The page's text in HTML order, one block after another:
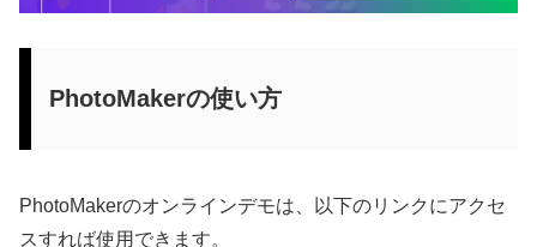
PhotoMakerの使い方
PhotoMakerのオンラインデモは、以下のリンクにアクセ
スすれば使用できます。